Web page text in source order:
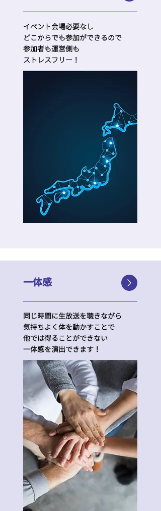
イベント会場必要なし
どこからでも参加ができるので
参加者も運営側も
​ストレスフリー！
一体感
同じ時間に生放送を聴きながら
気持ちよく体を動かすことで
他では得ることができない
​一体感を演出できます！